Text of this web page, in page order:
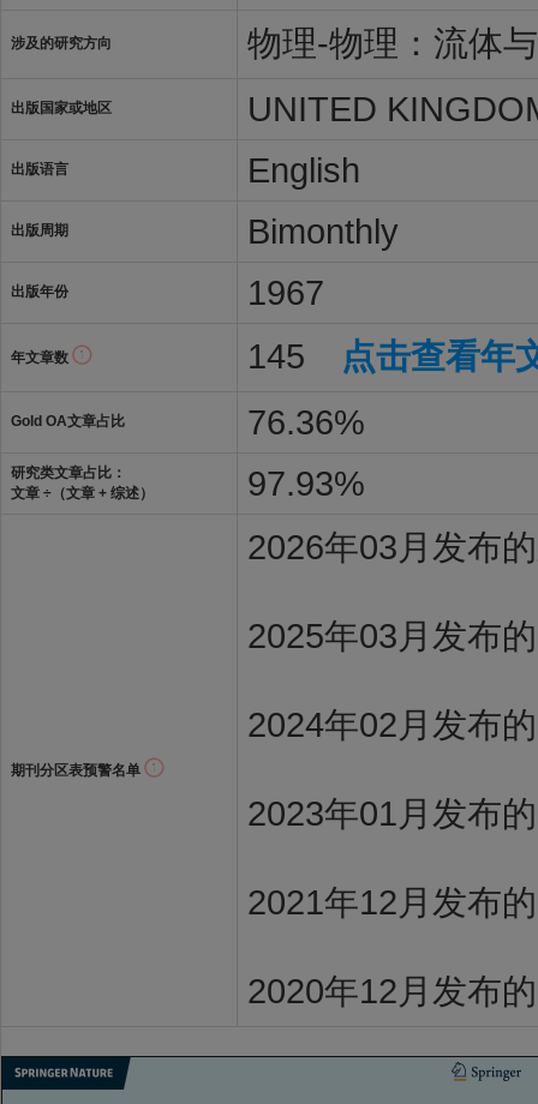
涉及的研究方向 物理-物理：流体
出版国家或地区 UNITED
出版语言 English
出版周期 Bimonthly
出版年份 1967
年文章数 145 点击查看年
Gold OA文章占比 76.36%
研究类文章占比：
文章 ÷（文章 + 综述）
97.93%
期刊分区表预警名单
2026年03月发布
2025年03月发布
2024年02月发布
2023年01月发布
2021年12月发布
2020年12月发布